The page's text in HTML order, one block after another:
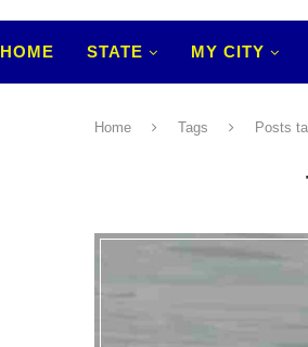
HOME STATE MY CITY
Home Tags Posts